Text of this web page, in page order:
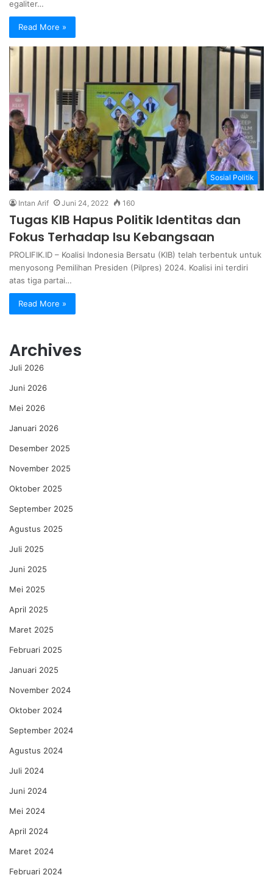
egaliter…
Read More »
Sosial Politik
Intan Arif Juni 24, 2022 160
Tugas KIB Hapus Politik Identitas dan
Fokus Terhadap Isu Kebangsaan
PROLIFIK.ID – Koalisi Indonesia Bersatu (KIB) telah terbentuk untuk
menyosong Pemilihan Presiden (Pilpres) 2024. Koalisi ini terdiri
atas tiga partai…
Read More »
Archives
Juli 2026
Juni 2026
Mei 2026
Januari 2026
Desember 2025
November 2025
Oktober 2025
September 2025
Agustus 2025
Juli 2025
Juni 2025
Mei 2025
April 2025
Maret 2025
Februari 2025
Januari 2025
November 2024
Oktober 2024
September 2024
Agustus 2024
Juli 2024
Juni 2024
Mei 2024
April 2024
Maret 2024
Februari 2024